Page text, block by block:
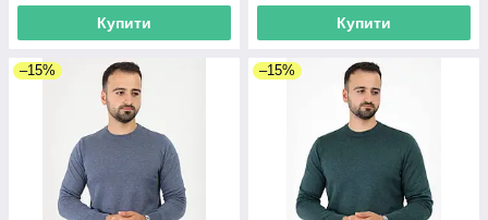
Купити Купити
–15% –15%